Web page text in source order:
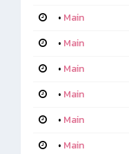
• Main
• Main
• Main
• Main
• Main
• Main